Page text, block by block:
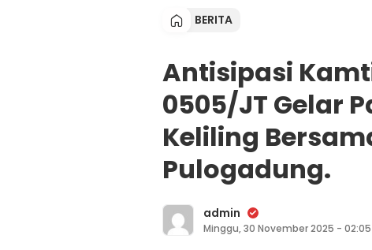
BERITA
Antisipasi
0505/JT Gelar
Keliling
Pulogadung.
admin
Minggu, 30 November 2025 - 02:05